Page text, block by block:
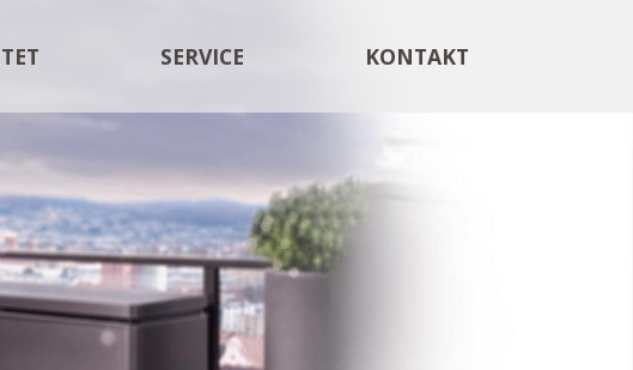
SERVICE KONTAKT